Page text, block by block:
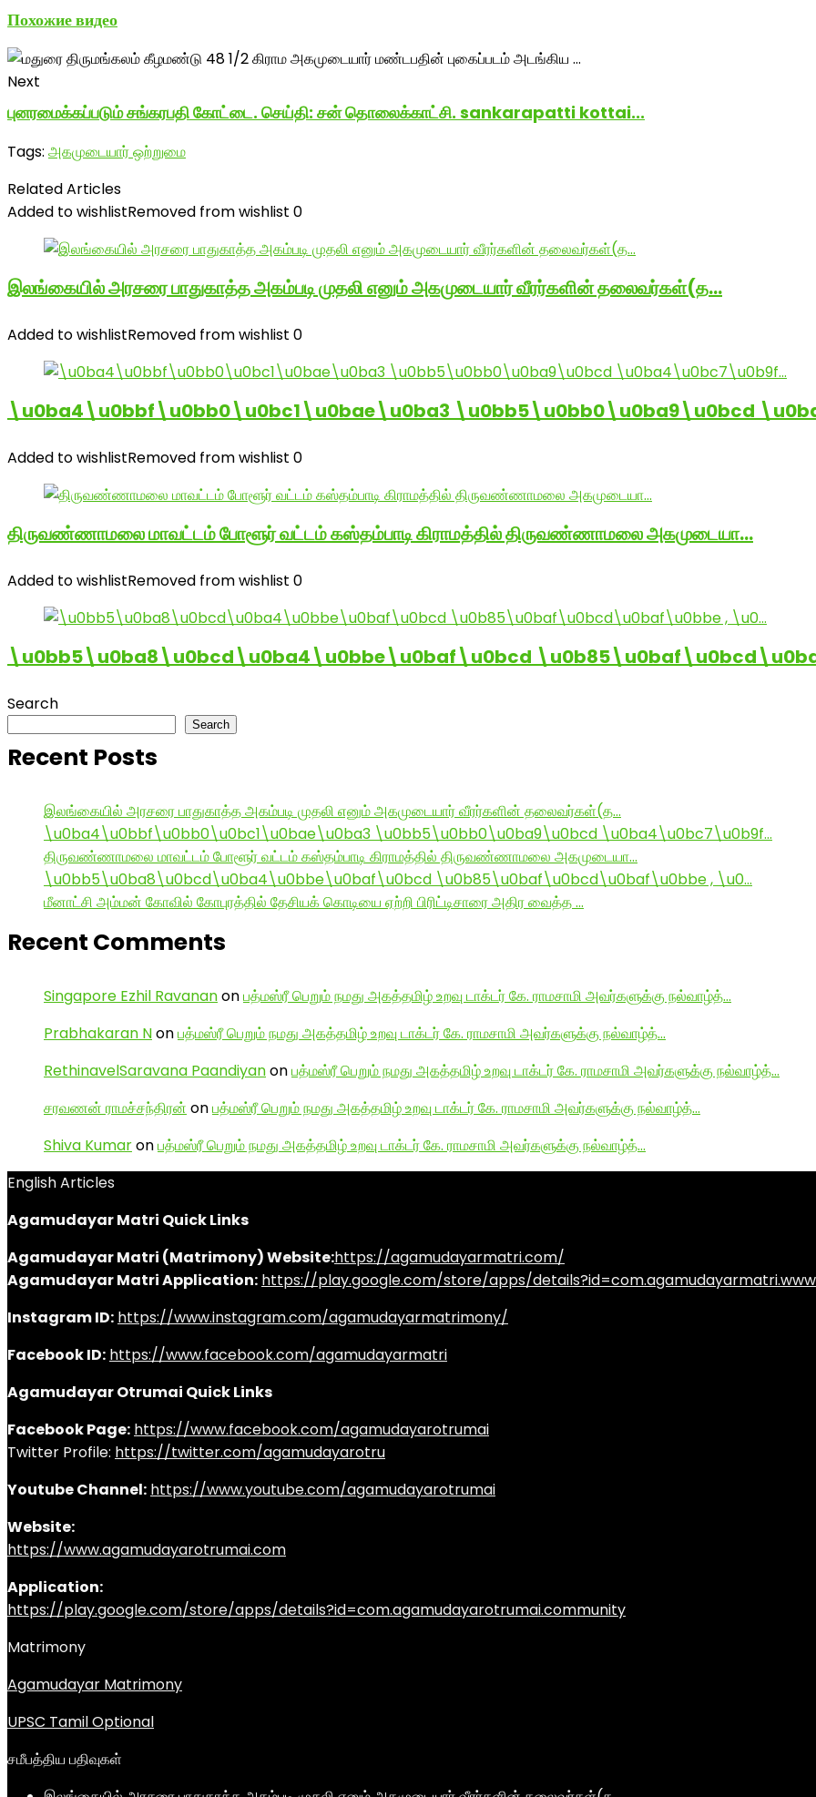
Похожие видео
Next
புனரமைக்கப்படும் சங்கரபதி கோட்டை. செய்தி: சன் தொலைக்காட்சி. sankarapatti kottai...
Tags: அகமுடையார் ஒற்றுமை
Related Articles
Added to wishlistRemoved from wishlist 0
இலங்கையில் அரசரை பாதுகாத்த அகம்படி முதலி எனும் அகமுடையார் வீரர்களின் தலைவர்கள்(த…
Added to wishlistRemoved from wishlist 0
\u0ba4\u0bbf\u0bb0\u0bc1\u0bae\u0ba3 \u0bb5\u0bb0\u0ba9\u0bcd
Added to wishlistRemoved from wishlist 0
திருவண்ணாமலை மாவட்டம் போளூர் வட்டம் கஸ்தம்பாடி கிராமத்தில் திருவண்ணாமலை அகமுடையா…
Added to wishlistRemoved from wishlist 0
\u0bb5\u0ba8\u0bcd\u0ba4\u0bbe\u0baf\u0bcd
Search
Search
Recent Posts
இலங்கையில் அரசரை பாதுகாத்த அகம்படி முதலி எனும் அகமுடையார் வீரர்களின் தலைவர்கள்(த…
\u0ba4\u0bbf\u0bb0\u0bc1\u0bae\u0ba3 \u0bb5\u0bb0\u0ba9\u0bcd \u0ba4\u0bc7\u0b9f…
திருவண்ணாமலை மாவட்டம் போளூர் வட்டம் கஸ்தம்பாடி கிராமத்தில் திருவண்ணாமலை அகமுடையா…
\u0bb5\u0ba8\u0bcd\u0ba4\u0bbe\u0baf\u0bcd \u0b85\u0baf\u0bcd\u0baf\u0bbe , \u0…
மீனாட்சி அம்மன் கோவில் கோபுரத்தில் தேசியக் கொடியை ஏற்றி பிரிட்டிசாரை அதிர வைத்த …
Recent Comments
Singapore Ezhil Ravananonபத்மஸ்ரீ பெறும் நமது அகத்தமிழ் உறவு டாக்டர் கே. ராமசாமி அவர்களுக்கு நல்வாழ்த்…
Prabhakaran Nonபத்மஸ்ரீ பெறும் நமது அகத்தமிழ் உறவு டாக்டர் கே. ராமசாமி அவர்களுக்கு நல்வாழ்த்…
RethinavelSaravana Paandiyanonபத்மஸ்ரீ பெறும் நமது அகத்தமிழ் உறவு டாக்டர் கே. ராமசாமி அவர்களுக்கு நல்வாழ்த்…
சரவணன் ராமச்சந்திரன் onபத்மஸ்ரீ பெறும் நமது அகத்தமிழ் உறவு டாக்டர் கே. ராமசாமி அவர்களுக்கு நல்வாழ்த்…
Shiva Kumaronபத்மஸ்ரீ பெறும் நமது அகத்தமிழ் உறவு டாக்டர் கே. ராமசாமி அவர்களுக்கு நல்வாழ்த்…
English Articles
Agamudayar Matri Quick Links
Agamudayar Matri (Matrimony) Website:https://agamudayarmatri.com/
Agamudayar Matri Application: https://play.google.com/store/apps/details?id=com.agamudayarmatri.www
Instagram ID: https://www.instagram.com/agamudayarmatrimony/
Facebook ID: https://www.facebook.com/agamudayarmatri
Agamudayar Otrumai Quick Links
Facebook Page: https://www.facebook.com/agamudayarotrumai
Twitter Profile: https://twitter.com/agamudayarotru
Youtube Channel: https://www.youtube.com/agamudayarotrumai
Website:
https://www.agamudayarotrumai.com
Application:
https://play.google.com/store/apps/details?id=com.agamudayarotrumai.community
Matrimony
Agamudayar Matrimony
UPSC Tamil Optional
சமீபத்திய பதிவுகள்